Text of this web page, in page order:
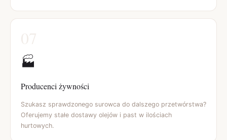
🏭
Producenci żywności
Szukasz sprawdzonego surowca do dalszego przetwórstwa?
Oferujemy stałe dostawy olejów i past w ilościach
hurtowych.